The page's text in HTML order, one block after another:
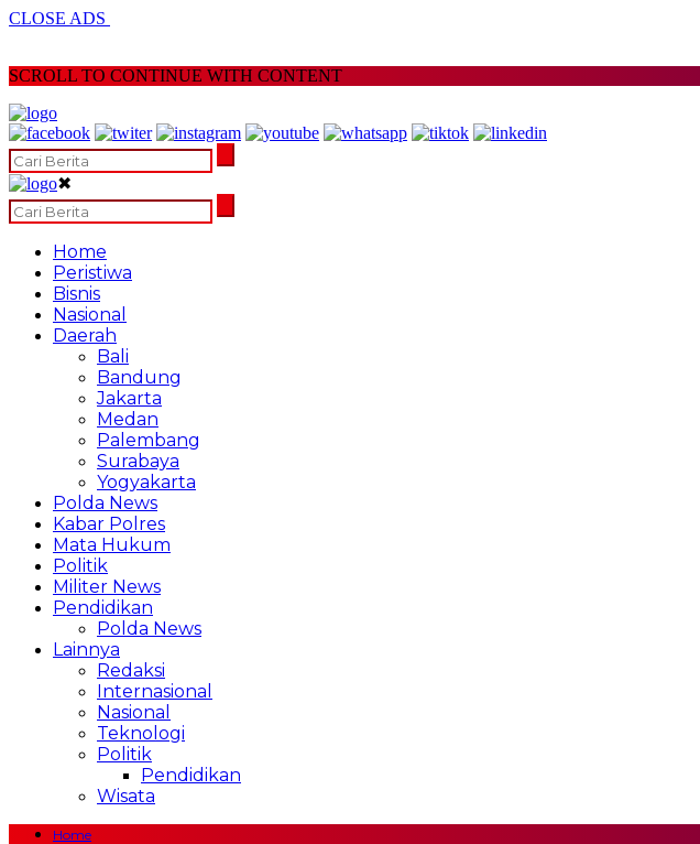
CLOSE ADS
SCROLL TO CONTINUE WITH CONTENT
✖
Home
Peristiwa
Bisnis
Nasional
Daerah
Bali
Bandung
Jakarta
Medan
Palembang
Surabaya
Yogyakarta
Polda News
Kabar Polres
Mata Hukum
Politik
Militer News
Pendidikan
Polda News
Lainnya
Redaksi
Internasional
Nasional
Teknologi
Politik
Pendidikan
Wisata
Home